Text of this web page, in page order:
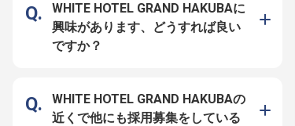
すが、先輩が丁寧に教えてくれるの
で未経験でも安心です。繁忙期もチ
ームで協力しながら進めるので、一
人で抱え込むことはありません。
【働く環境のポイント】 ・客室や
る道も用意しています 清潔で心地
よい空間づくりから、お客様の「あ
ー楽しかった」を一緒に支えません
う」「また来るね」と声をかけてい
ただける、やりがいのある仕事で
す。 【働く環境のポイント】 ・レ
での新しい働き方を始めてみません
か。
ありません。 【働く環
WHITE HOTEL GRAND HAKUBAに
興味があります、どうすれば良い
ですか？
WHITE HOTEL GRAND HAKUBAの
近くで他にも採用募集をしている